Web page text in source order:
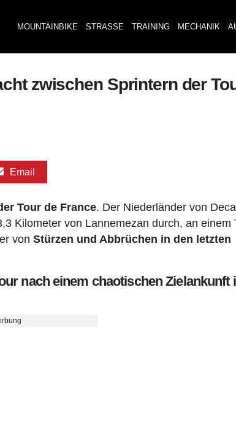
MOUNTAINBIKE STRASSE TRAINING MECHANIK
zwischen Sprintern der
Email
Tour de France. Der Niederländer von
Kilometer von Lannemezan durch, an einem
vonStürzen und Abbrüchen in den letzten
nach einem chaotischen Zielankunft